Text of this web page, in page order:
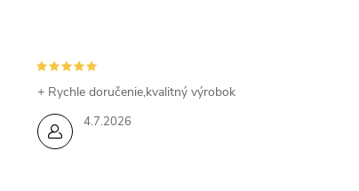
4.7.2026
+ Rychle doručenie,kvalitný výrobok